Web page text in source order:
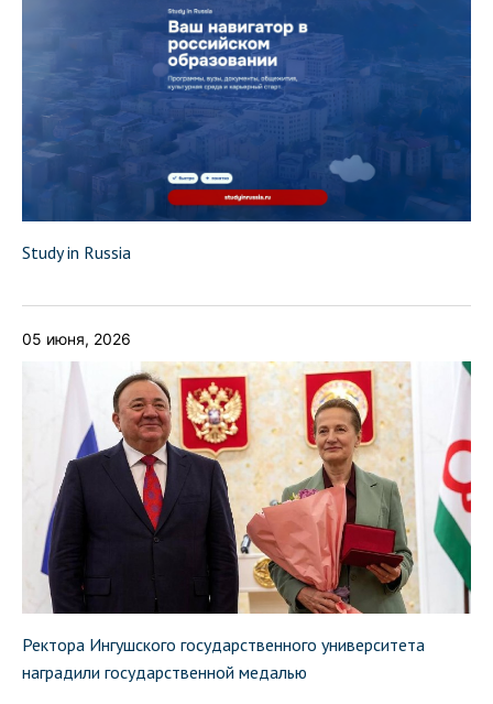
Study in Russia
05 июня, 2026
Ректора Ингушского государственного университета
наградили государственной медалью